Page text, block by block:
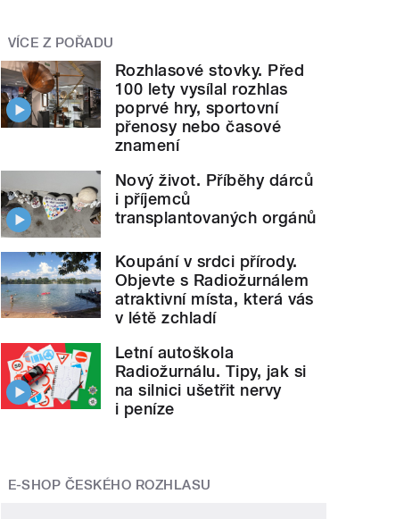
VÍCE Z POŘADU
Rozhlasové stovky. Před
100 lety vysílal rozhlas
poprvé hry, sportovní
přenosy nebo časové
znamení
Nový život. Příběhy dárců
i příjemců
transplantovaných orgánů
Koupání v srdci přírody.
Objevte s Radiožurnálem
atraktivní místa, která vás
v létě zchladí
Letní autoškola
Radiožurnálu. Tipy, jak si
na silnici ušetřit nervy
i peníze
E-SHOP ČESKÉHO ROZHLASU